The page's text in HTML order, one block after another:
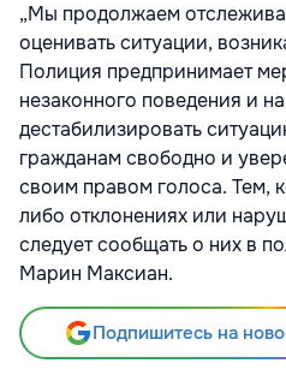
„Мы продолжаем
оценивать ситуации,
Полиция предпринимает
незаконного поведения и
дестабилизировать
гражданам свободно и
своим правом голоса. Тем,
либо отклонениях или
следует сообщать о них в
Марин Максиан.
Подпишитесь на